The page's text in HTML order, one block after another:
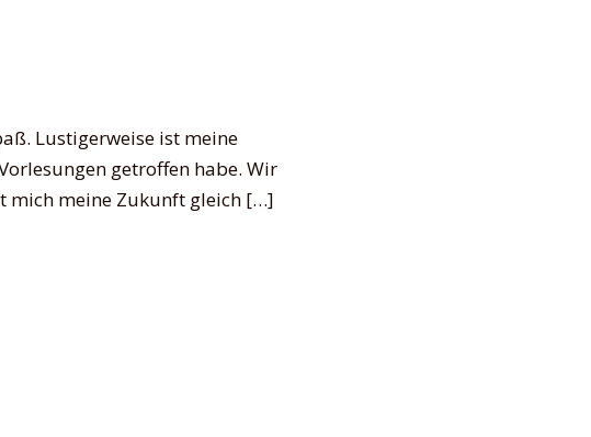
Lustigerweise ist meine
getroffen habe. Wir
mich meine Zukunft gleich […]